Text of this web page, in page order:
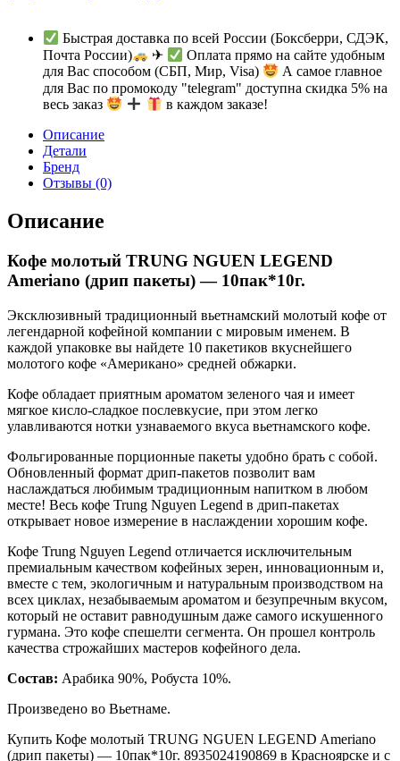
Быстрая доставка по всей России (Боксберри, СДЭК,
Почта России)
✈
Оплата прямо на сайте удобным
для Вас способом (СБП, Мир, Visa)
А самое главное
для Вас по промокоду "telegram" доступна скидка 5% на
весь заказ
в каждом заказе!
Описание
Детали
Бренд
Отзывы (0)
Описание
Кофе молотый TRUNG NGUEN LEGEND
Ameriano (дрип пакеты) — 10пак*10г.
Эксклюзивный традиционный вьетнамский молотый кофе от
легендарной кофейной компании с мировым именем. В
каждой упаковке вы найдете 10 пакетиков вкуснейшего
молотого кофе «Американо» средней обжарки.
Кофе обладает приятным ароматом зеленого чая и имеет
мягкое кисло-сладкое послевкусие, при этом легко
улавливаются нотки узнаваемого вкуса вьетнамского кофе.
Фольгированные порционные пакеты удобно брать с собой.
Обновленный формат дрип-пакетов позволит вам
наслаждаться любимым традиционным напитком в любом
месте! Весь кофе Trung Nguyen Legend в дрип-пакетах
открывает новое измерение в наслаждении хорошим кофе.
Кофе Trung Nguyen Legend отличается исключительным
премиальным качеством кофейных зерен, инновационным и,
вместе с тем, экологичным и натуральным производством на
всех циклах, незабываемым ароматом и безупречным вкусом,
который не оставит равнодушным даже самого искушенного
гурмана. Это кофе спешелти сегмента. Он прошел контроль
качества строжайших мастеров кофейного дела.
Состав: Арабика 90%, Робуста 10%.
Произведено во Вьетнаме.
Купить Кофе молотый TRUNG NGUEN LEGEND Ameriano
(дрип пакеты) — 10пак*10г. 8935024190869 в Красноярске и с